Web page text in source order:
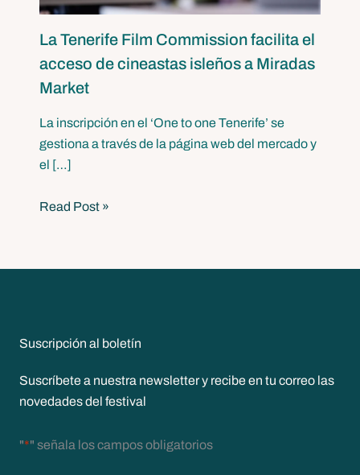
La Tenerife Film Commission facilita el
acceso de cineastas isleños a Miradas
Market
La inscripción en el ‘One to one Tenerife’ se
gestiona a través de la página web del mercado y
el […]
Read Post »
Suscripción al boletín
Suscríbete a nuestra newsletter y recibe en tu correo las
novedades del festival
"*" señala los campos obligatorios